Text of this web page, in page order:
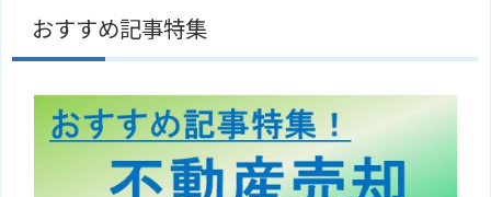
おすすめ記事特集